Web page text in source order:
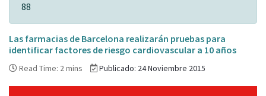
88
Las farmacias de Barcelona realizarán pruebas para
identificar factores de riesgo cardiovascular a 10 años
Read Time: 2 mins Publicado: 24 Noviembre 2015